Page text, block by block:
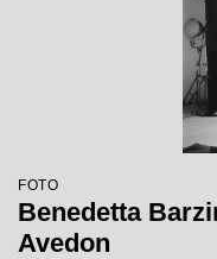
FOTO
Benedetta
Avedon